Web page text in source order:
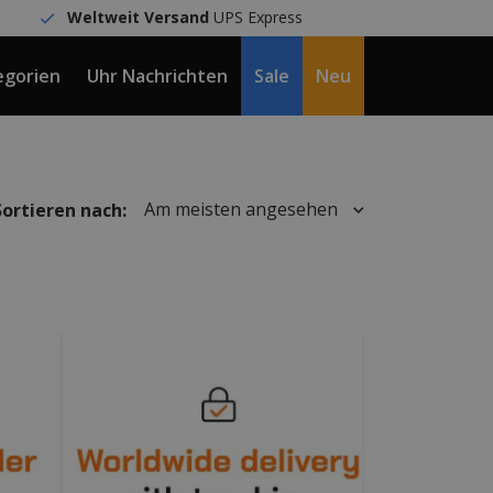
Weltweit Versand UPS Express
Uhr Nachrichten Sale Neu
nach: Am meisten angesehen